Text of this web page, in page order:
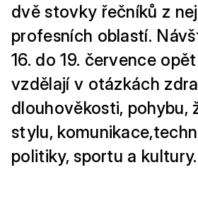
dvě stovky řečníků z
profesních oblastí.
16. do 19. července
vzdělají v otázkách
dlouhověkosti, pohybu,
stylu,
politiky, sportu a kultury.